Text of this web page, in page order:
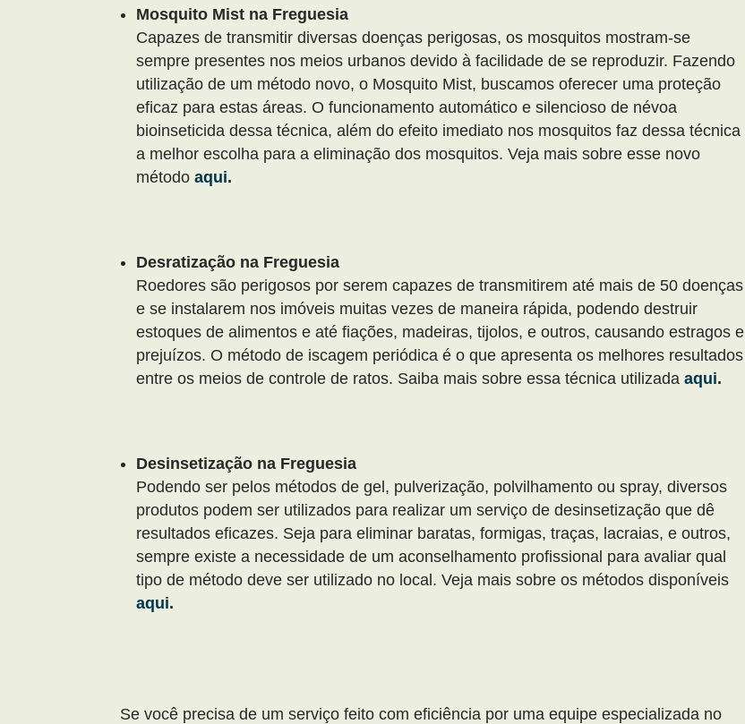
Mosquito Mist na Freguesia
Capazes de transmitir diversas doenças perigosas, os mosquitos mostram-se
sempre presentes nos meios urbanos devido à facilidade de se reproduzir. Fazendo
utilização de um método novo, o Mosquito Mist, buscamos oferecer uma proteção
eficaz para estas áreas. O funcionamento automático e silencioso de névoa
bioinseticida dessa técnica, além do efeito imediato nos mosquitos faz dessa técnica
a melhor escolha para a eliminação dos mosquitos. Veja mais sobre esse novo
métodoaqui.
Desratização na Freguesia
Roedores são perigosos por serem capazes de transmitirem até mais de 50 doenças
e se instalarem nos imóveis muitas vezes de maneira rápida, podendo destruir
estoques de alimentos e até fiações, madeiras, tijolos, e outros, causando estragos e
prejuízos. O método de iscagem periódica é o que apresenta os melhores resultados
entre os meios de controle de ratos. Saiba mais sobre essa técnica utilizadaaqui.
Desinsetização na Freguesia
Podendo ser pelos métodos de gel, pulverização, polvilhamento ou spray, diversos
produtos podem ser utilizados para realizar um serviço de desinsetização que dê
resultados eficazes. Seja para eliminar baratas, formigas, traças, lacraias, e outros,
sempre existe a necessidade de um aconselhamento profissional para avaliar qual
tipo de método deve ser utilizado no local. Veja mais sobre os métodos disponíveis
aqui.
Se você precisa de um serviço feito com eficiência por uma equipe especializada no